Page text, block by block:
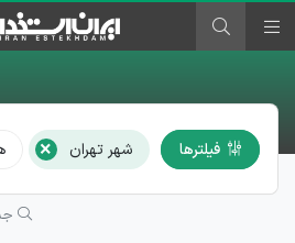
فیلترها شهر تهران ×